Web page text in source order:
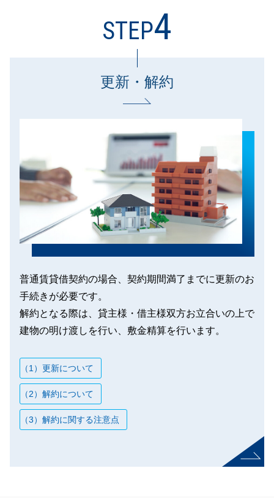
STEP4
更新・解約
普通賃貸借契約の場合、契約期間満了までに更新のお
手続きが必要です。
解約となる際は、貸主様・借主様双方お立合いの上で
建物の明け渡しを行い、敷金精算を行います。
（1）更新について
（2）解約について
（3）解約に関する注意点